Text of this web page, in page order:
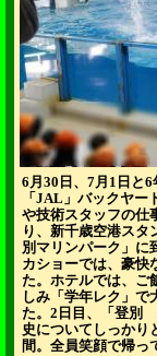
6月30日、7月1日と
「JAL」バックヤー
や技術スタッフの仕
り、新千歳空港スタ
別マリンパーク」に
カショーでは、豪快
た。ホテルでは、ご
しみ「学年レク」で
た。2日目、「登別
史についてしっかり
間。全員笑顔で帰っ